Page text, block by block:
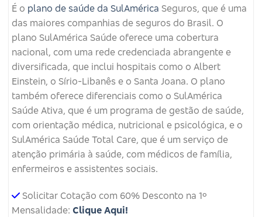
É o plano de saúde da SulAmérica Seguros, que é uma
das maiores companhias de seguros do Brasil. O
plano SulAmérica Saúde oferece uma cobertura
nacional, com uma rede credenciada abrangente e
diversificada, que inclui hospitais como o Albert
Einstein, o Sírio-Libanês e o Santa Joana. O plano
também oferece diferenciais como o SulAmérica
Saúde Ativa, que é um programa de gestão de saúde,
com orientação médica, nutricional e psicológica, e o
SulAmérica Saúde Total Care, que é um serviço de
atenção primária à saúde, com médicos de família,
enfermeiros e assistentes sociais.
Solicitar Cotação com 60% Desconto na 1º
Mensalidade: Clique Aqui!